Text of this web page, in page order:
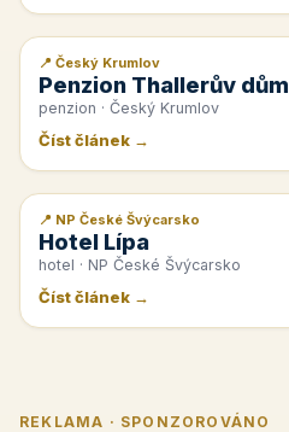
📰 PR článek
📍 Český Krumlov
Penzion Thallerův dům
penzion · Český Krumlov
Číst článek →
📰 PR článek
📍 NP České Švýcarsko
Hotel Lípa
hotel · NP České Švýcarsko
Číst článek →
REKLAMA · SPONZOROVÁNO